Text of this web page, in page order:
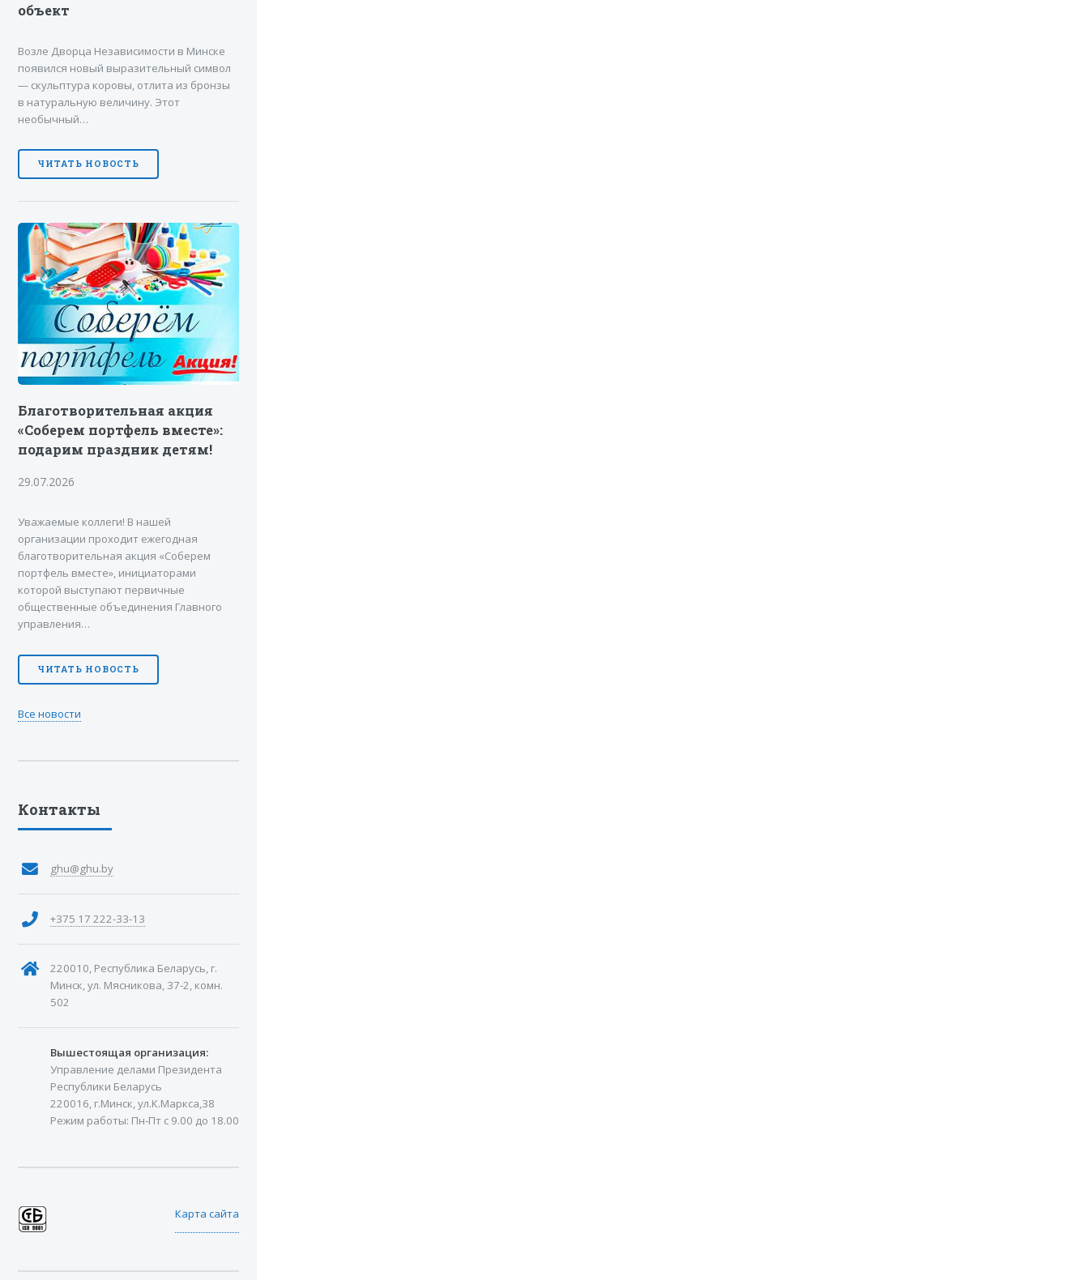
объект
Возле Дворца Независимости в Минске
появился новый выразительный символ
— скульптура коровы, отлита из бронзы
в натуральную величину. Этот
необычный…
ЧИТАТЬ НОВОСТЬ
Благотворительная акция
«Соберем портфель вместе»:
подарим праздник детям!
29.07.2026
Уважаемые коллеги! В нашей
организации проходит ежегодная
благотворительная акция «Соберем
портфель вместе», инициаторами
которой выступают первичные
общественные объединения Главного
управления…
ЧИТАТЬ НОВОСТЬ
Все новости
Контакты
ghu@ghu.by
+375 17 222-33-13
220010, Республика Беларусь, г.
Минск, ул. Мясникова, 37-2, комн.
502
Вышестоящая организация:
Управление делами Президента
Республики Беларусь
220016, г.Минск, ул.К.Маркса,38
Режим работы: Пн-Пт с 9.00 до 18.00
Карта сайта